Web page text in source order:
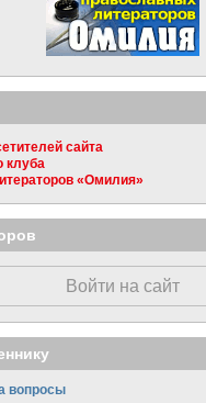
сайта
клуба
«Омилия»
Войти на сайт
вопросы